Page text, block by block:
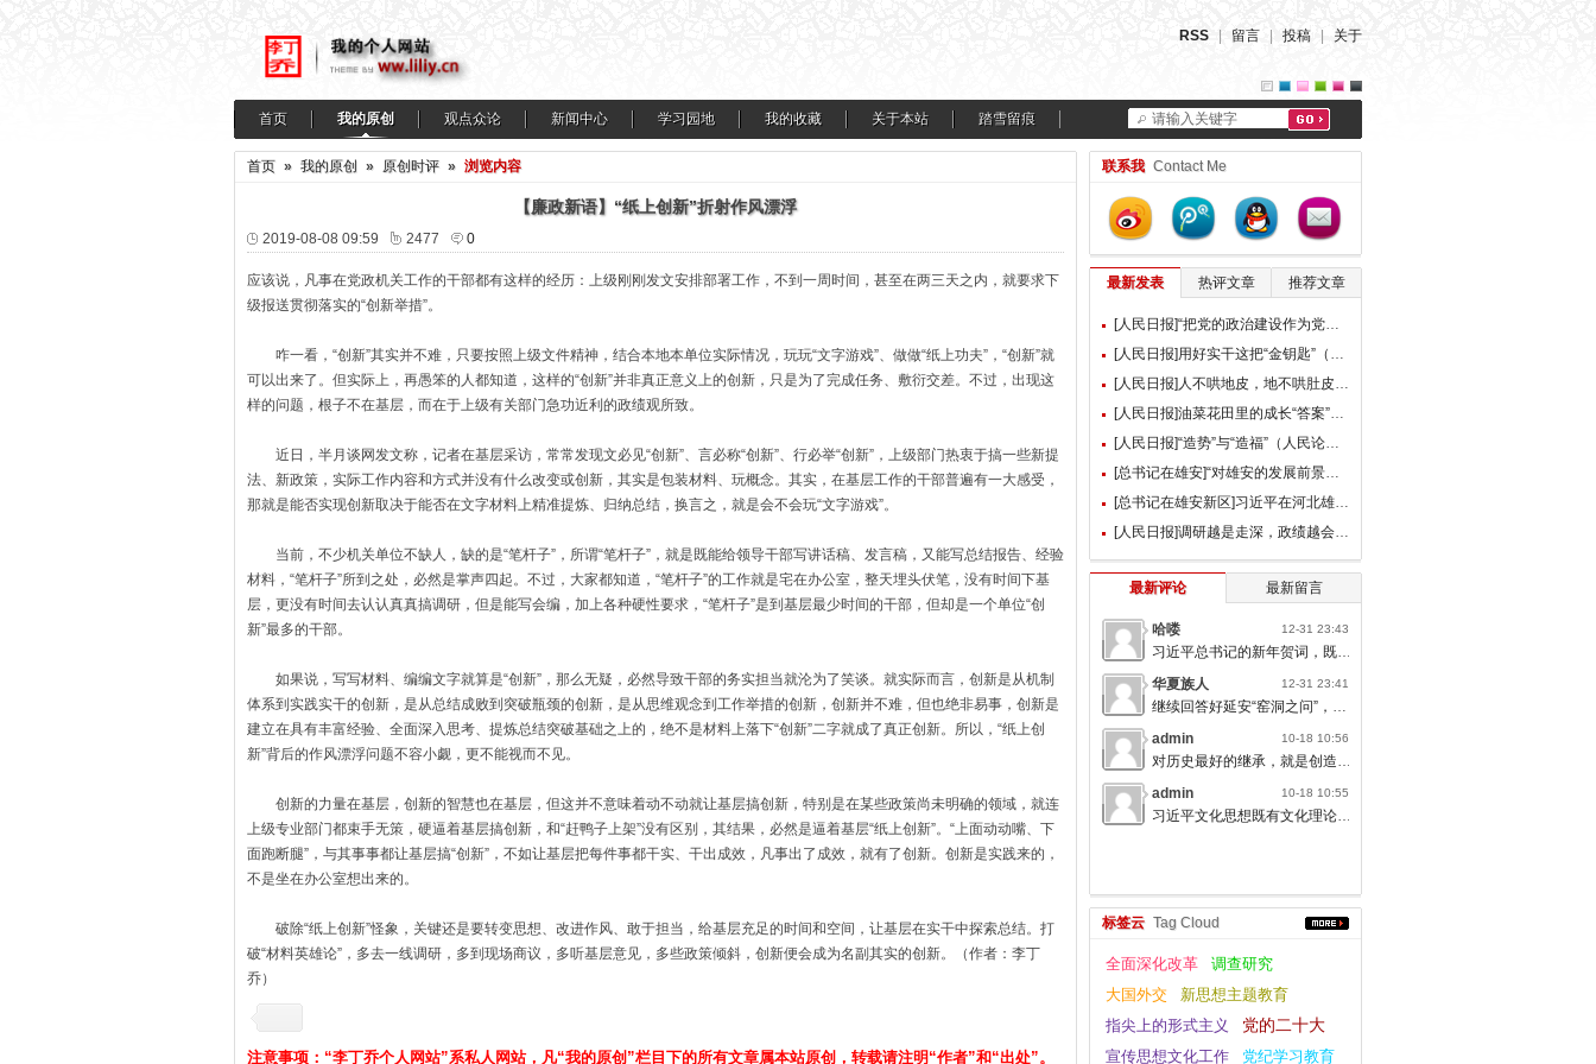
RSS 留言 投稿 关于
请输入关键字
首页 我的原创 观点众论 新闻中心 学习园地 我的收藏 关于本站 踏雪留痕
首页 » 我的原创 » 原创时评 » 浏览内容
【廉政新语】“纸上创新”折射作风漂浮
2019-08-08 09:59 2477 0
应该说，凡事在党政机关工作的干部都有这样的经历：上级刚刚发文安排部署工作，不到一周时间，甚至在两三天之内，就要求下
级报送贯彻落实的“创新举措”。
咋一看，“创新”其实并不难，只要按照上级文件精神，结合本地本单位实际情况，玩玩“文字游戏”、做做“纸上功夫”，“创新”就
可以出来了。但实际上，再愚笨的人都知道，这样的“创新”并非真正意义上的创新，只是为了完成任务、敷衍交差。不过，出现这
样的问题，根子不在基层，而在于上级有关部门急功近利的政绩观所致。
近日，半月谈网发文称，记者在基层采访，常常发现文必见“创新”、言必称“创新”、行必举“创新”，上级部门热衷于搞一些新提
法、新政策，实际工作内容和方式并没有什么改变或创新，其实是包装材料、玩概念。其实，在基层工作的干部普遍有一大感受，
那就是能否实现创新取决于能否在文字材料上精准提炼、归纳总结，换言之，就是会不会玩“文字游戏”。
当前，不少机关单位不缺人，缺的是“笔杆子”，所谓“笔杆子”，就是既能给领导干部写讲话稿、发言稿，又能写总结报告、经验
材料，“笔杆子”所到之处，必然是掌声四起。不过，大家都知道，“笔杆子”的工作就是宅在办公室，整天埋头伏笔，没有时间下基
层，更没有时间去认认真真搞调研，但是能写会编，加上各种硬性要求，“笔杆子”是到基层最少时间的干部，但却是一个单位“创
新”最多的干部。
如果说，写写材料、编编文字就算是“创新”，那么无疑，必然导致干部的务实担当就沦为了笑谈。就实际而言，创新是从机制
体系到实践实干的创新，是从总结成败到突破瓶颈的创新，是从思维观念到工作举措的创新，创新并不难，但也绝非易事，创新是
建立在具有丰富经验、全面深入思考、提炼总结突破基础之上的，绝不是材料上落下“创新”二字就成了真正创新。所以，“纸上创
新”背后的作风漂浮问题不容小觑，更不能视而不见。
创新的力量在基层，创新的智慧也在基层，但这并不意味着动不动就让基层搞创新，特别是在某些政策尚未明确的领域，就连
上级专业部门都束手无策，硬逼着基层搞创新，和“赶鸭子上架”没有区别，其结果，必然是逼着基层“纸上创新”。“上面动动嘴、下
面跑断腿”，与其事事都让基层搞“创新”，不如让基层把每件事都干实、干出成效，凡事出了成效，就有了创新。创新是实践来的，
不是坐在办公室想出来的。
破除“纸上创新”怪象，关键还是要转变思想、改进作风、敢于担当，给基层充足的时间和空间，让基层在实干中探索总结。打
破“材料英雄论”，多去一线调研，多到现场商议，多听基层意见，多些政策倾斜，创新便会成为名副其实的创新。（作者：李丁
乔）
注意事项：“李丁乔个人网站”系私人网站，凡“我的原创”栏目下的所有文章属本站原创，转载请注明“作者”和“出处”。
联系我 Contact Me
最新发表 热评文章 推荐文章
最新评论 最新留言
哈喽 12-31 23:43
习近平总书记的新年贺词，既充满温度，又饱含深情，太催人奋进了。
华夏族人
12-31 23:41
继续回答好延安“窑洞之问”，书写无愧于人民的时代答卷。
admin
10-18 10:56
对历史最好的继承，就是创造新的历史；对人类文明最大的礼敬，就是创造人类文明新形态。
admin
10-18 10:55
习近平文化思想既有文化理论观点上的创新和突破，又有文化工作布局上的部署要求，标志着我们党对中国特色社会主义文化建设规律的认识达到了新高度，表明我们党的历史自信、文化自信达到了新高度。
标签云 Tag Cloud
全面深化改革
调查研究
大国外交
新思想主题教育
指尖上的形式主义
党的二十大
宣传思想文化工作 党纪学习教育